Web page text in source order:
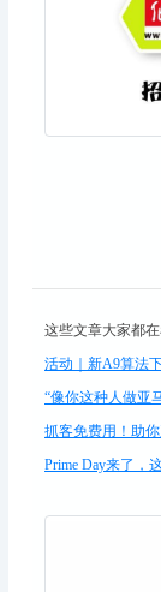
这些文章大家都在
活动｜新A9算法
“像你这种人做亚
抓客免费用！助你
Prime Day来了，